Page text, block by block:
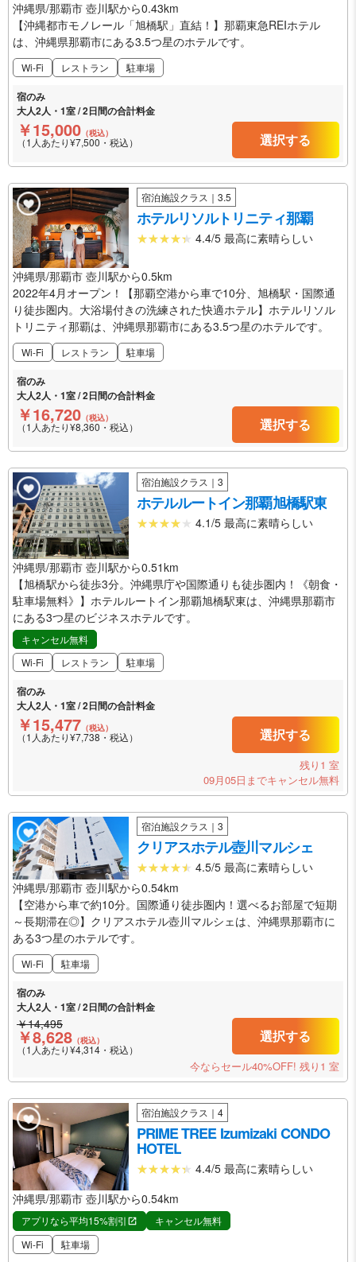
沖縄県/那覇市 壺川駅から0.43km
【沖縄都市モノレール「旭橋駅」直結！】那覇東急REIホテル
は、沖縄県那覇市にある3.5つ星のホテルです。
Wi-Fi レストラン 駐車場
宿のみ
大人2人・1室 / 2日間の合計料金
￥15,000 （税込）
（1人あたり¥7,500・税込） 選択する
宿泊施設クラス｜3.5
ホテルリソルトリニティ那覇
4.4/5 最高に素晴らしい
沖縄県/那覇市 壺川駅から0.5km
2022年4月オープン！【那覇空港から車で10分、旭橋駅・国際通
り徒歩圏内。大浴場付きの洗練された快適ホテル】ホテルリソル
トリニティ那覇は、沖縄県那覇市にある3.5つ星のホテルです。
Wi-Fi レストラン 駐車場
宿のみ
大人2人・1室 / 2日間の合計料金
￥16,720 （税込）
（1人あたり¥8,360・税込） 選択する
宿泊施設クラス｜3
ホテルルートイン那覇旭橋駅東
4.1/5 最高に素晴らしい
沖縄県/那覇市 壺川駅から0.51km
【旭橋駅から徒歩3分。沖縄県庁や国際通りも徒歩圏内！《朝食・
駐車場無料》】ホテルルートイン那覇旭橋駅東は、沖縄県那覇市
にある3つ星のビジネスホテルです。
キャンセル無料
Wi-Fi
レストラン 駐車場
宿のみ
大人2人・1室 / 2日間の合計料金
￥15,477 （税込）
（1人あたり¥7,738・税込） 選択する
残り1 室
09月05日までキャンセル無料
宿泊施設クラス｜3
クリアスホテル壺川マルシェ
4.5/5 最高に素晴らしい
沖縄県/那覇市 壺川駅から0.54km
【空港から車で約10分。国際通り徒歩圏内！選べるお部屋で短期
～長期滞在◎】クリアスホテル壺川マルシェは、沖縄県那覇市に
ある3つ星のホテルです。
Wi-Fi 駐車場
宿のみ
大人2人・1室 / 2日間の合計料金
￥14,495
￥8,628 （税込）
（1人あたり¥4,314・税込）
選択する
今ならセール40%OFF! 残り1 室
宿泊施設クラス｜4
PRIME TREE Izumizaki CONDO
HOTEL
4.4/5 最高に素晴らしい
沖縄県/那覇市 壺川駅から0.54km
アプリなら平均15%割引
キャンセル無料
Wi-Fi
駐車場